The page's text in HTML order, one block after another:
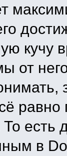
кучу
от
в